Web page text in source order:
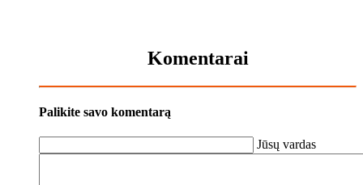
Komentarai
Palikite savo komentarą
Jūsų vardas